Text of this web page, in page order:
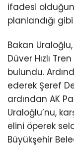
ifadesi
planlandığı
Bakan
Düver Hızlı
bulundu.
ederek Şeref
ardından AK
Uraloğlu’nu,
elini öperek
Büyükşehir